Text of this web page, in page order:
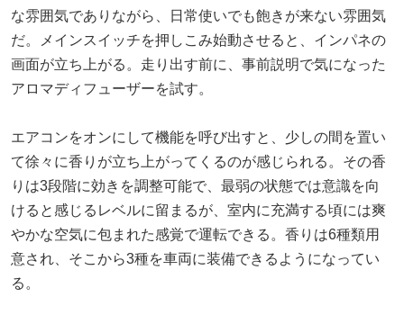
な雰囲気でありながら、日常使いでも飽きが来ない雰囲気
だ。メインスイッチを押しこみ始動させると、インパネの
画面が立ち上がる。走り出す前に、事前説明で気になった
アロマディフューザーを試す。
エアコンをオンにして機能を呼び出すと、少しの間を置い
て徐々に香りが立ち上がってくるのが感じられる。その香
りは3段階に効きを調整可能で、最弱の状態では意識を向
けると感じるレベルに留まるが、室内に充満する頃には爽
やかな空気に包まれた感覚で運転できる。香りは6種類用
意され、そこから3種を車両に装備できるようになってい
る。